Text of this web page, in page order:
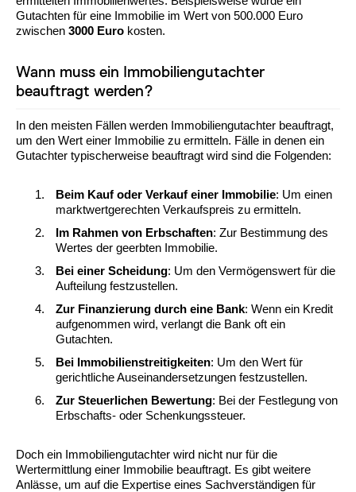
Gutachten für eine Immobilie im Wert von 500.000 Euro
zwischen 3000 Euro kosten.
Wann muss ein Immobiliengutachter
beauftragt werden?
In den meisten Fällen werden Immobiliengutachter beauftragt,
um den Wert einer Immobilie zu ermitteln. Fälle in denen ein
Gutachter typischerweise beauftragt wird sind die Folgenden:
Beim Kauf oder Verkauf einer Immobilie: Um einen
marktwertgerechten Verkaufspreis zu ermitteln.
Im Rahmen von Erbschaften: Zur Bestimmung des
Wertes der geerbten Immobilie.
Bei einer Scheidung: Um den Vermögenswert für die
Aufteilung festzustellen.
Zur Finanzierung durch eine Bank: Wenn ein Kredit
aufgenommen wird, verlangt die Bank oft ein
Gutachten.
Bei Immobilienstreitigkeiten: Um den Wert für
gerichtliche Auseinandersetzungen festzustellen.
Zur Steuerlichen Bewertung: Bei der Festlegung von
Erbschafts- oder Schenkungssteuer.
Doch ein Immobiliengutachter wird nicht nur für die
Wertermittlung einer Immobilie beauftragt. Es gibt weitere
Anlässe, um auf die Expertise eines Sachverständigen für